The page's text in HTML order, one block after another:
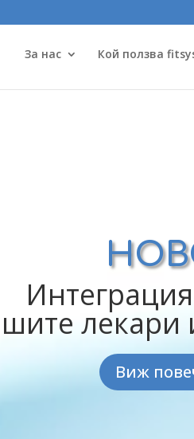
За нас Кой ползва
лекари
Виж